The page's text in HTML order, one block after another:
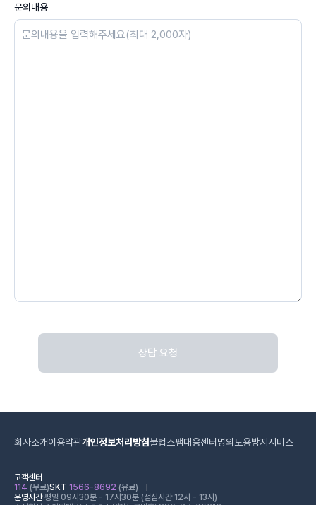
문의내용
상담 요청
회사소개이용약관개인정보처리방침불법스팸대응센터 명의도용방지서비스
고객센터
114 (무료)SKT 1566-8692 (유료)
운영시간평일 09시30분 - 17시30분 (점심시간 12시 - 13시)